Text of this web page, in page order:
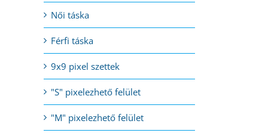
Női táska
Férfi táska
9x9 pixel szettek
"S" pixelezhető felület
"M" pixelezhető felület